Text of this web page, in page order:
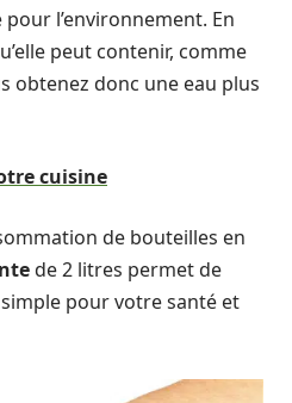
l’environnement. En
peut contenir, comme
obtenez donc une eau plus
cuisine
de bouteilles en
de 2 litres permet de
pour votre santé et